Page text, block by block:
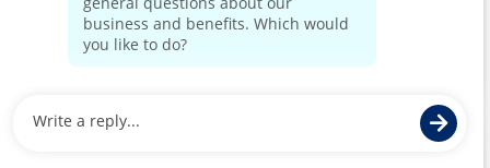
ボストン・サイエンティフィックウェブサイトホーム